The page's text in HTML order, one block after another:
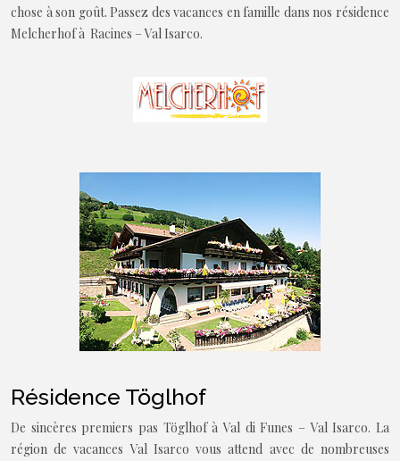
chose à son goût. Passez des vacances en famille dans nos résidence
Melcherhof à Racines – Val Isarco.
Résidence Töglhof
De sincères premiers pas Töglhof à Val di Funes – Val Isarco. La
région de vacances Val Isarco vous attend avec de nombreuses